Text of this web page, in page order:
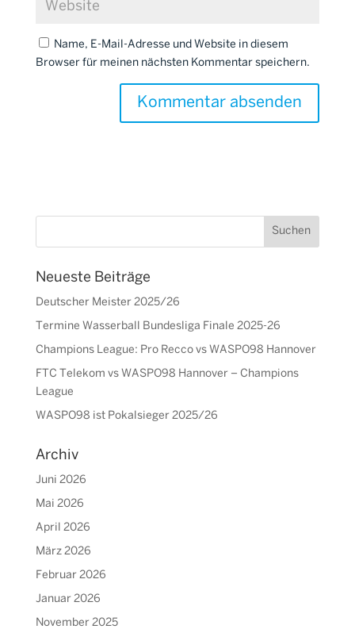
Name, E-Mail-Adresse und Website in diesem
Browser für meinen nächsten Kommentar speichern.
Neueste Beiträge
Deutscher Meister 2025/26
Termine Wasserball Bundesliga Finale 2025-26
Champions League: Pro Recco vs WASPO98 Hannover
FTC Telekom vs WASPO98 Hannover – Champions
League
WASPO98 ist Pokalsieger 2025/26
Archiv
Juni 2026
Mai 2026
April 2026
März 2026
Februar 2026
Januar 2026
November 2025